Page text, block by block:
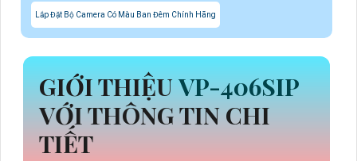
Lắp Đặt Bộ Camera Có Màu Ban Đêm Chính Hãng
GIỚI THIỆUVP-406SIP
VỚI THÔNG TIN CHI
TIẾT